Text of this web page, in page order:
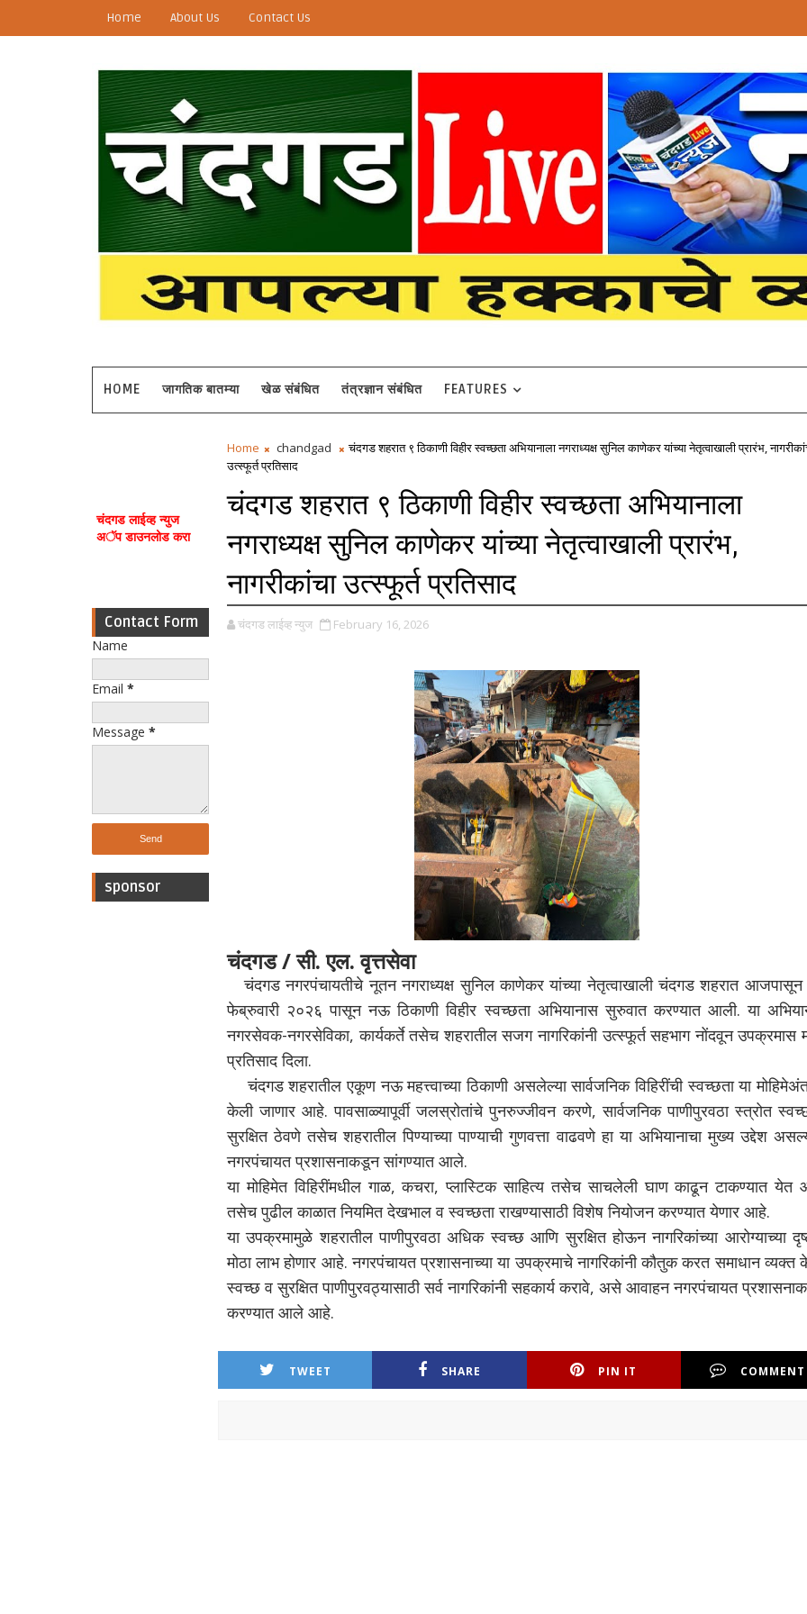
Home About Us Contact Us
HOME जागतिक बातम्या खेळ संबंधित तंत्रज्ञान संबंधित FEATURES
चंदगड लाईव्ह न्युज
अॅप डाउनलोड करा
Contact Form
Name
Email *
Message *
sponsor
Home chandgad
चंदगड शहरात ९ ठिकाणी विहीर स्वच्छता अभियानाला नगराध्यक्ष सुनिल काणेकर यांच्या नेतृत्वाखाली प्रारंभ,
उत्स्फूर्त प्रतिसाद
चंदगड शहरात ९ ठिकाणी विहीर स्वच्छता अभियानाला
नगराध्यक्ष सुनिल काणेकर यांच्या नेतृत्वाखाली प्रारंभ,
नागरीकांचा उत्स्फूर्त प्रतिसाद
चंदगड लाईव्ह न्युज February 16, 2026
चंदगड / सी. एल. वृत्तसेवा
चंदगड नगरपंचायतीचे नूतननगराध्यक्ष सुनिल काणेकर यांच्या नेतृत्वाखाली चंदगड शहरात
फेब्रुवारी २०२६ पासून नऊ ठिकाणी विहीर स्वच्छता अभियानास सुरुवात करण्यात आली. या
नगरसेवक-नगरसेविका, कार्यकर्ते तसेच शहरातील सजग नागरिकांनी उत्स्फूर्त सहभाग नोंदवून उपक्रमास
प्रतिसाद दिला.
चंदगड शहरातील एकूण नऊ महत्त्वाच्या ठिकाणी असलेल्या सार्वजनिक विहिरींची स्वच्छता या
केली जाणार आहे. पावसाळ्यापूर्वी जलस्रोतांचे पुनरुज्जीवन करणे, सार्वजनिक पाणीपुरवठा स्त्रोत
सुरक्षित ठेवणे तसेच शहरातील पिण्याच्या पाण्याची गुणवत्ता वाढवणे हा या अभियानाचा मुख्य उद्देश
नगरपंचायत प्रशासनाकडून सांगण्यात आले.
या मोहिमेत विहिरींमधील गाळ, कचरा, प्लास्टिक साहित्य तसेच साचलेली घाण काढून टाकण्यात येत
तसेच पुढील काळात नियमित देखभाल व स्वच्छता राखण्यासाठी विशेष नियोजन करण्यात येणार आहे.
या उपक्रमामुळे शहरातील पाणीपुरवठा अधिक स्वच्छ आणि सुरक्षित होऊन नागरिकांच्या आरोग्याच्या
मोठा लाभ होणार आहे. नगरपंचायत प्रशासनाच्या या उपक्रमाचे नागरिकांनी कौतुक करत समाधान व्यक्त
स्वच्छ व सुरक्षित पाणीपुरवठ्यासाठी सर्व नागरिकांनी सहकार्य करावे, असे आवाहन नगरपंचायत
करण्यात आले आहे.
TWEET SHARE PIN IT COMMENT